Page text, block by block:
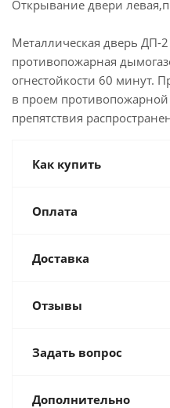
Открывание двери
Металлическая дверь ДП-2
противопожарная
огнестойкости 60 минут.
в проем
препятствия
Как купить
Оплата
Доставка
Отзывы
Задать вопрос
Дополнительно